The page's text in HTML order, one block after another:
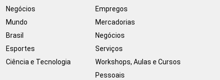
Negócios
Mundo
Brasil
Esportes
Ciência e Tecnologia
Empregos
Mercadorias
Negócios
Serviços
Workshops, Aulas e Cursos
Pessoais